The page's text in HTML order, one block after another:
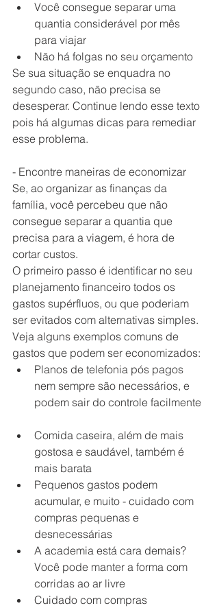
Você consegue separar uma
quantia considerável por mês
para viajar
Não há folgas no seu orçamento
Se sua situação se enquadra no
segundo caso, não precisa se
desesperar. Continue lendo esse texto
pois há algumas dicas para remediar
esse problema.
- Encontre maneiras de economizar
Se, ao organizar as finanças da
família, você percebeu que não
consegue separar a quantia que
precisa para a viagem, é hora de
cortar custos.
O primeiro passo é identificar no seu
planejamento financeiro todos os
gastos supérfluos, ou que poderiam
ser evitados com alternativas simples.
Veja alguns exemplos comuns de
gastos que podem ser economizados:
Planos de telefonia pós pagos
nem sempre são necessários, e
podem sair do controle facilmente
Comida caseira, além de mais
gostosa e saudável, também é
mais barata
Pequenos gastos podem
acumular, e muito - cuidado com
compras pequenas e
desnecessárias
A academia está cara demais?
Você pode manter a forma com
corridas ao ar livre
Cuidado com compras